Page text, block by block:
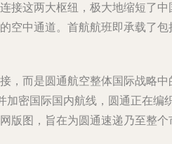
接这两大枢纽，极大地缩短了
空中通道。首航航班即承载了
，而是圆通航空整体国际战略
加密国际国内航线，圆通正在
版图，旨在为圆通速递乃至整